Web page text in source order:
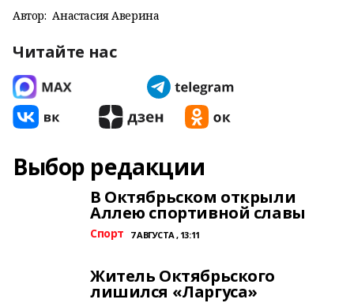
Автор: Анастасия Аверина
Читайте нас
Выбор редакции
В Октябрьском открыли
Аллею спортивной славы
Спорт 7 АВГУСТА , 13:11
Житель Октябрьского
лишился «Ларгуса»